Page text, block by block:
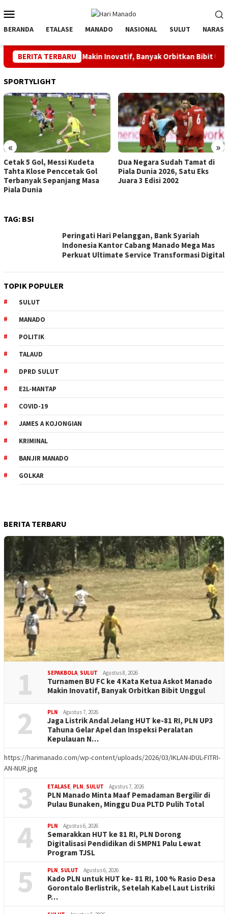
ke
kontenMobile
BERANDA ETALASE MANADO NASIONAL SULUT NARASI
BERITA TERBARU
Askot Manado Makin Inovatif, Banyak Orbitkan Bibit Unggul
SPORTYLIGHT
« »
Cetak 5 Gol, Messi Kudeta
Tahta Klose Penccetak Gol
Terbanyak Sepanjang Masa
Piala Dunia
Dua Negara Sudah Tamat di
Piala Dunia 2026, Satu Eks
Juara 3 Edisi 2002
TAG: BSI
Peringati Hari Pelanggan, Bank Syariah
Indonesia Kantor Cabang Manado Mega Mas
Perkuat Ultimate Service Transformasi Digital
TOPIK POPULER
SULUT
MANADO
POLITIK
TALAUD
DPRD SULUT
E2L-MANTAP
COVID-19
JAMES A KOJONGIAN
KRIMINAL
BANJIR MANADO
GOLKAR
BERITA TERBARU
1 SEPAKBOLA SULUT Agustus 8, 2026
Turnamen BU FC ke 4 Kata Ketua Askot Manado
Makin Inovatif, Banyak Orbitkan Bibit Unggul
2 PLN Agustus 7, 2026
Jaga Listrik Andal Jelang HUT ke-81 RI, PLN UP3
Tahuna Gelar Apel dan Inspeksi Peralatan
Kepulauan N…
https://harimanado.com/wp-content/uploads/2026/03/IKLAN-IDUL-FITRI-
AN-NUR.jpg
3 ETALASE PLN SULUT Agustus 7, 2026
PLN Manado Minta Maaf Pemadaman Bergilir di
Pulau Bunaken, Minggu Dua PLTD Pulih Total
4 PLN Agustus 6, 2026
Semarakkan HUT ke 81 RI, PLN Dorong
Digitalisasi Pendidikan di SMPN1 Palu Lewat
Program TJSL
5 PLN SULUT Agustus 6, 2026
Kado PLN untuk HUT ke- 81 RI, 100 % Rasio Desa
Gorontalo Berlistrik, Setelah Kabel Laut Listriki
P…